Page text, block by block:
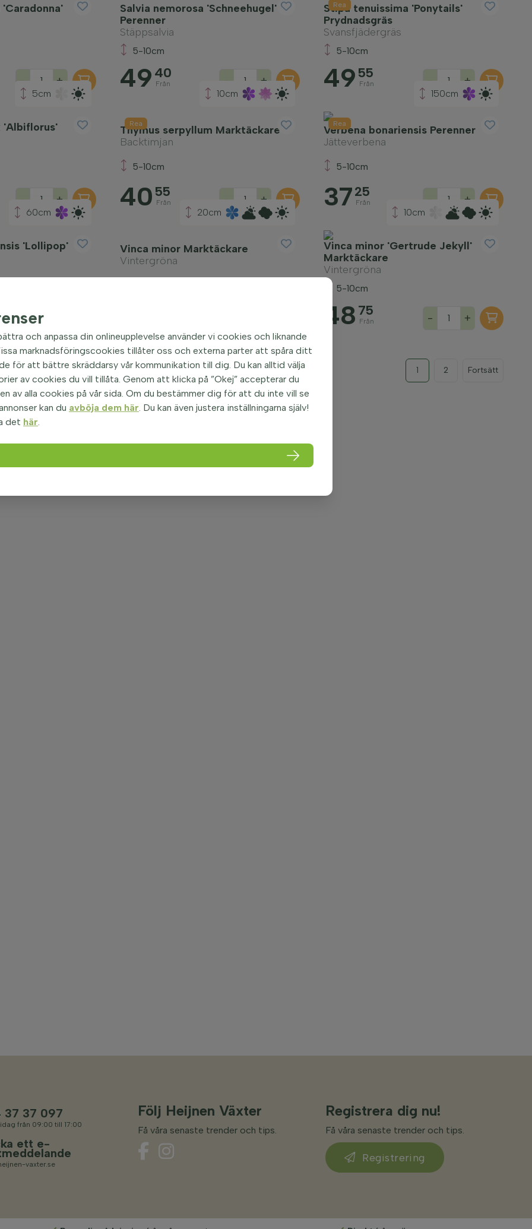
- +
Salvia nemorosa 'Schneehugel'
Perenner
Stäppsalvia
5-10cm
49 40
Från - +
Rea
Stipa tenuissima 'Ponytails'
Prydnadsgräs
Svansfjädergräs
5-10cm
49 55
Från - +
5cm
'Albiflorus'
- +
Rea
10cm
Thymus serpyllum Marktäckare
Backtimjan
5-10cm
40 55
Från - +
Rea
150cm
Verbena bonariensis Perenner
Jätteverbena
5-10cm
3725
Från - +
60cm
'Lollipop'
-
20cm
Vinca minor Marktäckare
Vintergröna
10cm
Vinca minor 'Gertrude Jekyll'
Marktäckare
Vintergröna
5-10cm
48 75
Från - +
1 2 Fortsätt
37 37 097
från 09:00 till 17:00
ett e-
vaxter.se
Följ Heijnen Växter
Få våra senaste trender och tips.
Registrera dig nu!
Få våra senaste trender och tips.
Registrering
och anpassa din onlineupplevelse använder vi cookies och liknande
marknadsföringscookies tillåter oss och externa parter att spåra ditt
för att bättre skräddarsy vår kommunikation till dig. Du kan alltid välja
av cookies du vill tillåta. Genom att klicka på ”Okej” accepterar du
av alla cookies på vår sida. Om du bestämmer dig för att du inte vill se
kan du avböja dem här. Du kan även justera inställningarna själv!
det här.